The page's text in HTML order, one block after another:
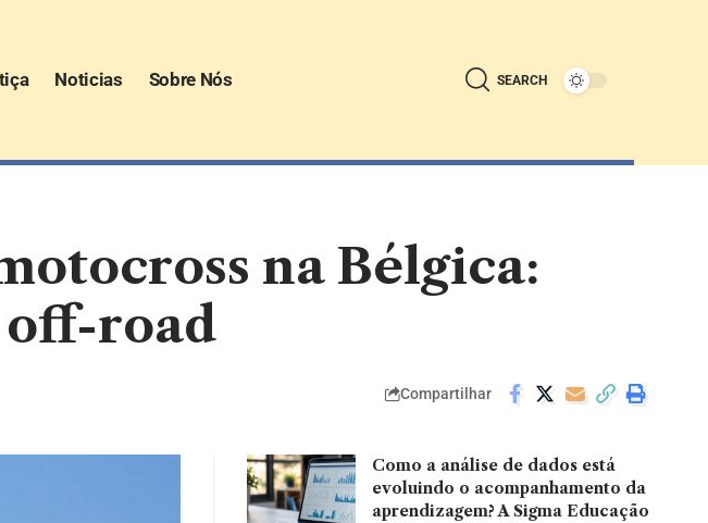
Noticias Sobre Nós SEARCH
na Bélgica:
off-road
Compartilhar
Como a análise de dados está
evoluindo o acompanhamento da
aprendizagem? A Sigma Educação